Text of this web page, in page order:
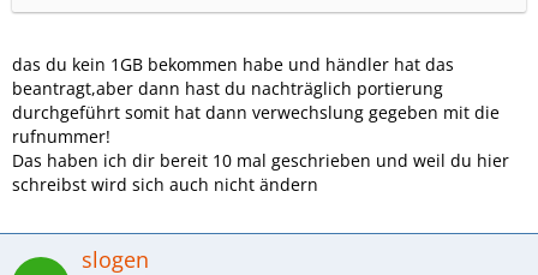
das du kein 1GB bekommen habe und händler hat das
beantragt,aber dann hast du nachträglich portierung
durchgeführt somit hat dann verwechslung gegeben mit die
rufnummer!
Das haben ich dir bereit 10 mal geschrieben und weil du hier
schreibst wird sich auch nicht ändern
slogen